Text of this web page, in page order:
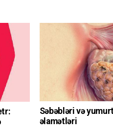
Səbəbləri və
əlamətləri